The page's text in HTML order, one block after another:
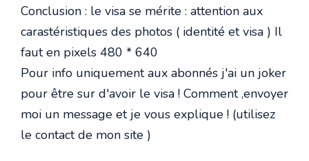
Conclusion : le visa se mérite : attention aux
carastéristiques des photos ( identité et visa ) Il
faut en pixels 480 * 640
Pour info uniquement aux abonnés j'ai un joker
pour être sur d'avoir le visa ! Comment ,envoyer
moi un message et je vous explique ! (utilisez
le contact de mon site )